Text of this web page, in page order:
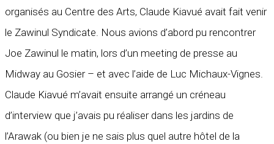
organisés au Centre des Arts, Claude Kiavué avait fait venir
le Zawinul Syndicate. Nous avions d’abord pu rencontrer
Joe Zawinul le matin, lors d’un meeting de presse au
Midway au Gosier – et avec l’aide de Luc Michaux-Vignes.
Claude Kiavué m’avait ensuite arrangé un créneau
d’interview que j’avais pu réaliser dans les jardins de
l’Arawak (ou bien je ne sais plus quel autre hôtel de la